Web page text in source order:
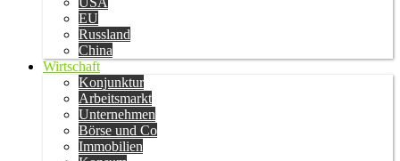
EU
Russland
China
Wirtschaft
Konjunktur
Arbeitsmarkt
Unternehmen
Börse und Co
Immobilien